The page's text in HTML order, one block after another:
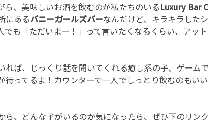
、美味しいお酒を飲むのが私たちのいるLuxury Bar
にあるバニーガールズバーなんだけど、キラキラした
も「ただいまー！」って言いたくなるくらい、アッ
ば、じっくり話を聞いてくれる癒し系の子、ゲーム
ってるよ！カウンターで一人でしっとり飲むのもい
、どんな子がいるのか気になったら、ぜひ下のリン